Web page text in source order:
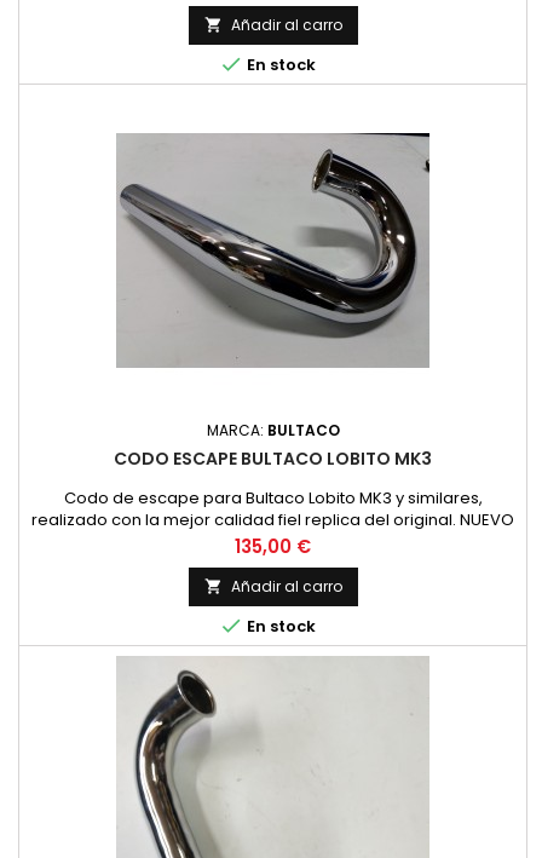
 Añadir al carro
 En stock
MARCA: BULTACO
CODO ESCAPE BULTACO LOBITO MK3
Codo de escape para Bultaco Lobito MK3 y similares,
realizado con la mejor calidad fiel replica del original. NUEVO
Precio
135,00 €
 Añadir al carro
 En stock